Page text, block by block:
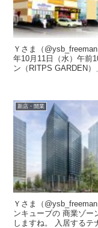
Ｙさま（@ysb_freeman）です。 ドン・キホーテ
年10月11日（水）午前10時に
新店・開業
Ｙさま（@ysb_freeman）です。 大手町フィナ
ンキューブの 商業ゾー
しますね。 入居するテナント16店舗の リストを入手したので アッ